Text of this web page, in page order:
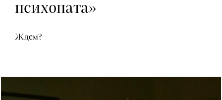
психопата»
Ждем?